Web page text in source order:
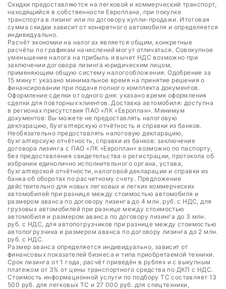
Скидки предоставляются на легковой и коммерческий транспорт,
находящийся в собственности Европлана, при покупке
транспорта в лизинг или по договору купли-продажи. Итоговая
сумма скидки зависит от конкретного автомобиля и определяется
индивидуально.
Расчёт экономии на налогах является общим, конкретные
расчёты по графикам начислений могут отличаться. Совокупное
уменьшение налога на прибыль и вычет НДС возможно при
заключении договора лизинга юридическим лицом,
применяющим общую систему налогообложения. Одобрение за
15 минут: указано минимальное время на принятие решения о
финансировании при подаче полного комплекта документов.
Оформление сделки от одного дня: указано время оформления
сделки для повторных клиентов. Доставка автомобиля: доступна
в регионах присутствия ПАО «ЛК «Европлан». Минимум
документов: Вы можете не предоставлять налоговую
декларацию, бухгалтерскую отчётность и справки из банков.
Необязательно предоставлять налоговую декларацию,
бухгалтерскую отчётность, справки из банков: заключение
договора лизинга с ПАО «ЛК «Европлан» возможно по паспорту,
без предоставления свидетельства о регистрации, протокола об
избрании единолично исполнительного органа, устава,
бухгалтерской отчётности, налоговой декларации и справки из
банка об оборотах по расчетному счету. Предложение
действительно для новых легковых и легких коммерческих
автомобилей при разнице между стоимостью автомобиля и
размером аванса по договору лизинга до 4 млн. руб. с НДС, для
грузовых автомобилей при разнице между стоимостью
автомобиля и размером аванса по договору лизинга до 3 млн.
руб. с НДС, для автопогрузчиков при разнице между стоимостью
автопогрузчика и размером аванса по договору лизинга до 2 млн.
руб. с НДС.
Размер аванса определяется индивидуально, зависит от
финансовых показателей бизнеса и типа приобретаемой техники.
Срок лизинга от 1 года, расчёт приведён в рублях и с выкупным
платежом от 3% от цены транспортного средства по ДКП с НДС.
Стоимость информационной услуги по подбору ТС составляет 13
500 руб. для легковых ТС и 27 000 руб. для спецтехники,